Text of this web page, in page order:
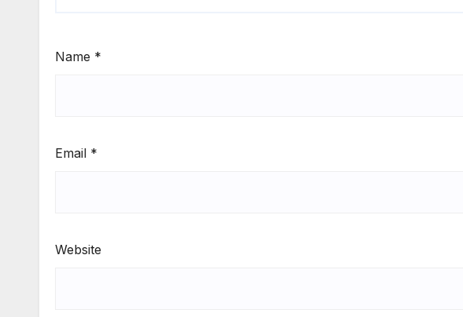
Name *
Email *
Website